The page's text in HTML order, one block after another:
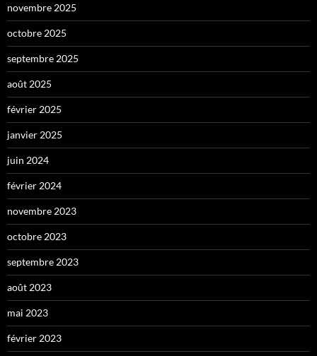
novembre 2025
octobre 2025
septembre 2025
août 2025
février 2025
janvier 2025
juin 2024
février 2024
novembre 2023
octobre 2023
septembre 2023
août 2023
mai 2023
février 2023